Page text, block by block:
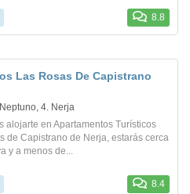
8.8
Las Rosas De Capistrano
4. Nerja
alojarte en Apartamentos Turísticos
de Capistrano de Nerja, estarás cerca
y a menos de...
8.4